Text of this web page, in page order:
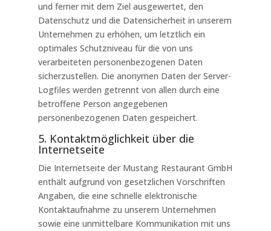
und ferner mit dem Ziel ausgewertet, den
Datenschutz und die Datensicherheit in unserem
Unternehmen zu erhöhen, um letztlich ein
optimales Schutzniveau für die von uns
verarbeiteten personenbezogenen Daten
sicherzustellen. Die anonymen Daten der Server-
Logfiles werden getrennt von allen durch eine
betroffene Person angegebenen
personenbezogenen Daten gespeichert.
5. Kontaktmöglichkeit über die
Internetseite
Die Internetseite der Mustang Restaurant GmbH
enthält aufgrund von gesetzlichen Vorschriften
Angaben, die eine schnelle elektronische
Kontaktaufnahme zu unserem Unternehmen
sowie eine unmittelbare Kommunikation mit uns